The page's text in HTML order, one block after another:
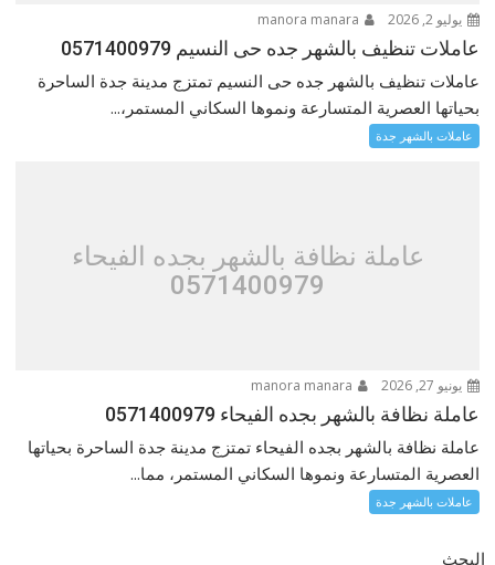
يوليو 2, 2026
عاملات تنظيف بالشهر جده حى النسيم 0571400979
عاملات تنظيف بالشهر جده حى النسيم تمتزج مدينة جدة الساحرة
بحياتها العصرية المتسارعة ونموها السكاني المستمر،...
عاملات بالشهر جدة
عاملة نظافة بالشهر بجده الفيحاء
0571400979
يونيو 27, 2026
عاملة نظافة بالشهر بجده الفيحاء 0571400979
عاملة نظافة بالشهر بجده الفيحاء تمتزج مدينة جدة الساحرة بحياتها
العصرية المتسارعة ونموها السكاني المستمر، مما...
عاملات بالشهر جدة
البحث